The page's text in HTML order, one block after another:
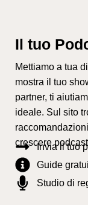
Il tuo
Mettiamo a tua
mostra il tuo
partner, ti
ideale. Sul sito
crescereInvia il tuo
Guide
Studio di